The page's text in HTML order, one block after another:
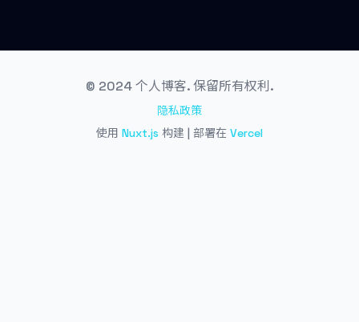
© 2024 个人博客. 保留所有权利.
隐私政策
使用 Nuxt.js 构建 | 部署在 Vercel